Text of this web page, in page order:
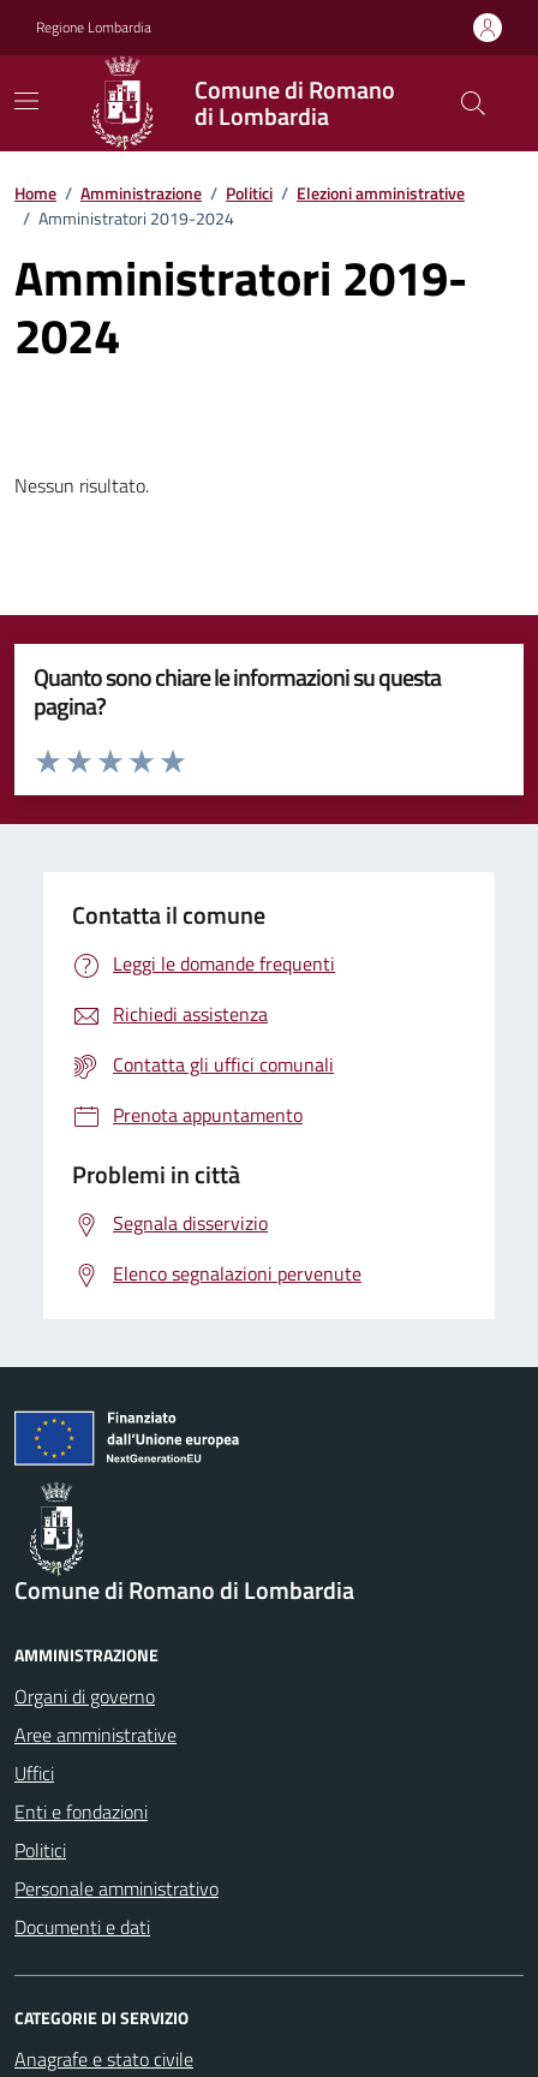
Regione Lombardia
Comune di Romano
di Lombardia
Home / Amministrazione / Politici / Elezioni amministrative
/ Amministratori 2019-2024
Amministratori 2019-
2024
Nessun risultato.
Quanto sono chiare le informazioni su questa
pagina?
Valuta da 1 a 5 stelle la pagina
Valuta 5 stelle su 5
Valuta 4 stelle su 5
Valuta 3 stelle su 5
Valuta 2 stelle su 5
Valuta 1 stelle su 5
Contatta il comune
Leggi le domande frequenti
Richiedi assistenza
Contatta gli uffici comunali
Prenota appuntamento
Problemi in città
Segnala disservizio
Elenco segnalazioni pervenute
Comune di Romano di Lombardia
AMMINISTRAZIONE
Organi di governo
Aree amministrative
Uffici
Enti e fondazioni
Politici
Personale amministrativo
Documenti e dati
CATEGORIE DI SERVIZIO
Anagrafe e stato civile